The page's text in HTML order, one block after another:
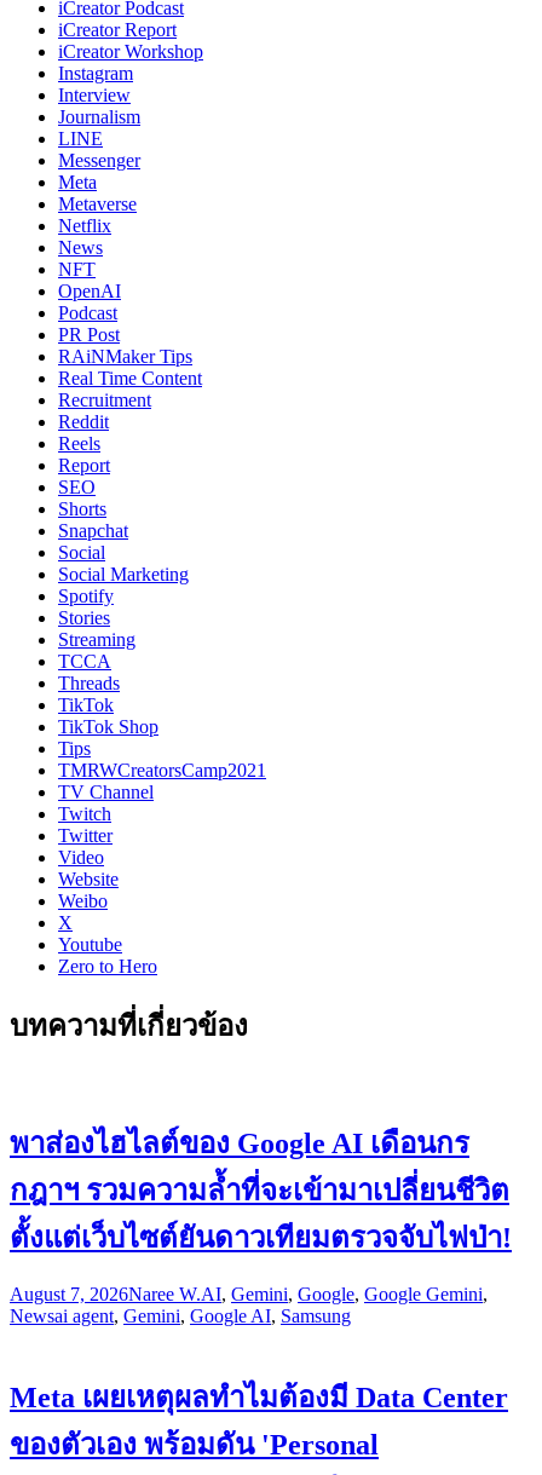
iCreator Podcast
iCreator Report
iCreator Workshop
Instagram
Interview
Journalism
LINE
Messenger
Meta
Metaverse
Netflix
News
NFT
OpenAI
Podcast
PR Post
RAiNMaker Tips
Real Time Content
Recruitment
Reddit
Reels
Report
SEO
Shorts
Snapchat
Social
Social Marketing
Spotify
Stories
Streaming
TCCA
Threads
TikTok
TikTok Shop
Tips
TMRWCreatorsCamp2021
TV Channel
Twitch
Twitter
Video
Website
Weibo
X
Youtube
Zero to Hero
บทความที่เกี่ยวข้อง
พาส่องไฮไลต์ของ Google AI เดือนกร
กฎาฯ รวมความล้ำที่จะเข้ามาเปลี่ยนชีวิต
ตั้งแต่เว็บไซต์ยันดาวเทียมตรวจจับไฟป่า!
August 7, 2026Naree W.AI, Gemini, Google, Google Gemini,
Newsai agent, Gemini, Google AI, Samsung
Meta เผยเหตุผลทำไมต้องมี Data Center
ของตัวเอง พร้อมดัน 'Personal